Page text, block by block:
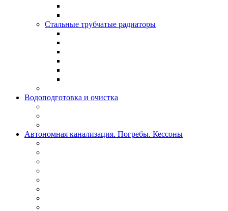
Стальные трубчатые радиаторы
Водоподготовка и очистка
Автономная канализация. Погребы. Кессоны